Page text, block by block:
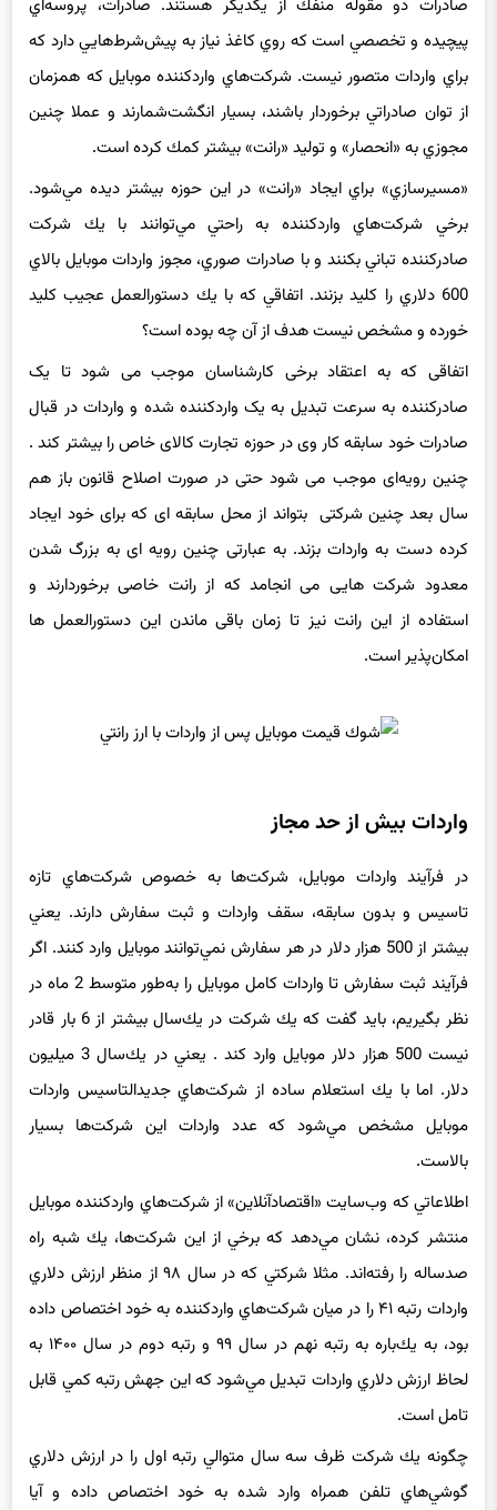
صادرات دو مقوله منفك از يكديگر هستند. صادرات، پروسه‌اي
پيچيده و تخصصي است كه روي كاغذ نياز به پيش‌شرط‌هايي دارد كه
براي واردات متصور نيست. شركت‌هاي واردكننده موبايل كه همزمان
از توان صادراتي برخوردار باشند، بسيار انگشت‌شمارند و عملا چنين
مجوزي به «انحصار» و توليد «رانت» بيشتر كمك كرده است.
«مسيرسازي» براي ايجاد «رانت» در اين حوزه بيشتر ديده مي‌شود.
برخي شركت‌هاي واردكننده به راحتي مي‌توانند با يك شركت
صادر‌كننده تباني بكنند و با صادرات صوري، مجوز واردات موبايل بالاي
600 دلاري را كليد بزنند. اتفاقي كه با يك دستورالعمل عجيب كليد
خورده و مشخص نيست هدف از آن چه بوده است؟
اتفاقی که به اعتقاد برخی کارشناسان موجب می شود تا یک
صادرکننده به سرعت تبدیل به یک واردکننده شده و واردات در قبال
صادرات خود سابقه کار وی در حوزه تجارت کالای خاص را بیشتر کند .
چنین رویه‌ای موجب می شود حتی در صورت اصلاح قانون باز هم
سال بعد چنین شرکتی بتواند از محل سابقه ای که برای خود ایجاد
کرده دست به واردات بزند. به عبارتی چنین رویه ای به بزرگ شدن
معدود شرکت هایی می انجامد که از رانت خاصی برخوردارند و
استفاده از این رانت نیز تا زمان باقی ماندن این دستورالعمل ها
در فرآيند واردات موبايل، شركت‌ها به خصوص شركت‌هاي تازه
تاسيس و بدون سابقه، سقف واردات و ثبت سفارش دارند. يعني
بيشتر از 500 هزار دلار در هر سفارش نمي‌توانند موبايل وارد كنند. اگر
فرآيند ثبت سفارش تا واردات كامل موبايل را به‌طور متوسط 2 ماه در
نظر بگيريم، بايد گفت كه يك شركت در يك‌سال بيشتر از 6 بار قادر
نيست 500 هزار دلار موبايل وارد كند . يعني در يك‌سال 3 ميليون
دلار. اما با يك استعلام ساده از شركت‌هاي جديدالتاسيس واردات
موبايل مشخص مي‌شود كه عدد واردات اين شركت‌ها بسيار
بالاست.
اطلاعاتي كه وب‌سايت «اقتصادآنلاين» از شركت‌هاي واردكننده موبايل
منتشر كرده، نشان مي‌دهد كه برخي از اين شركت‌ها، يك شبه راه
صدساله را رفته‌اند. مثلا شركتي كه در سال ۹۸ از منظر ارزش دلاري
واردات رتبه ۴۱ را در ميان شركت‌هاي واردكننده به خود اختصاص داده
بود، به يك‌باره به رتبه نهم در سال ۹۹ و رتبه دوم در سال ۱۴۰۰ به
لحاظ ارزش دلاري واردات تبديل مي‌شود كه اين جهش رتبه كمي قابل
تامل است.
چگونه يك شركت ظرف سه سال متوالي رتبه اول را در ارزش دلاري